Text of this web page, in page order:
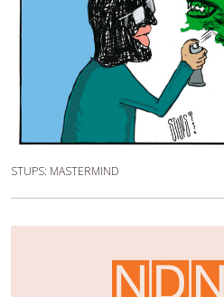
STUPS: MASTERMIND